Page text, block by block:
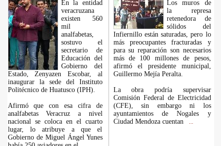
En la entidad
veracruzana
existen 560
mil
analfabetas,
sostuvo el
secretario de
Educación del
Gobierno del
Estado, Zenyazen Escobar, al
inaugurar la sede del Instituto
Politécnico de Huatusco (IPH).
Afirmó que con esa cifra de
analfabetas Veracruz a nivel
nacional se coloca en el cuarto
lugar, lo atribuye a que el
Gobierno de Miguel Ángel Yunes
Los muros de
la represa
retenedora de
sólidos del
Infiernillo están saturadas, pero lo
más preocupantes fracturadas y
para su reparación son necesarios
más de 100 millones de pesos,
afirmó el presidente municipal,
Guillermo Mejía Peralta.
La obra podría supervisar
Comisión Federal de Electricidad
(CFE), sin embargo ni los
ayuntamientos de Nogales y
Ciudad Mendoza cuentan